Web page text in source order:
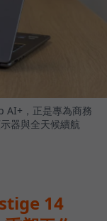
AI+，正是專為商務
器與全天候續航
14